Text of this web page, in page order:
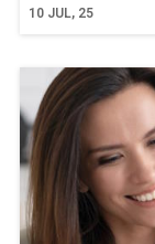
10 JUL, 25